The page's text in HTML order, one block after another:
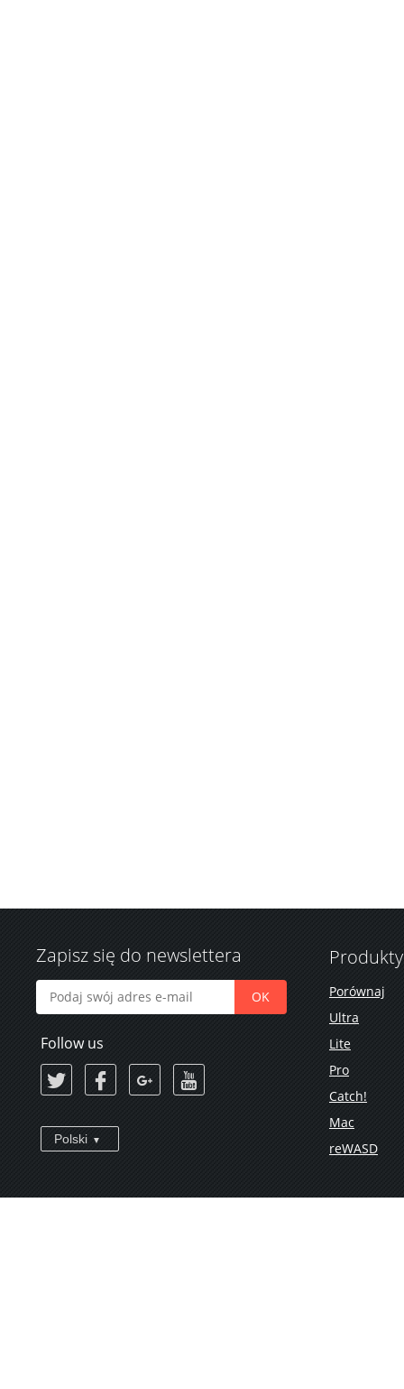
Zapisz się do newslettera
Follow us
Polski
Produkty
Porównaj
Ultra
Lite
Pro
Catch!
Mac
reWASD